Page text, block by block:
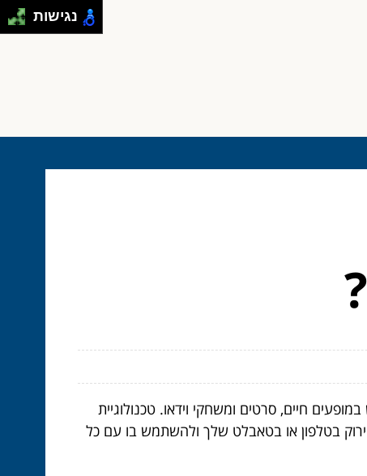
חיים, סרטים ומשחקי וידאו. טכנולוגיית
בטלפון או בטאבלט שלך ולהשתמש בו עם כל
נגישות